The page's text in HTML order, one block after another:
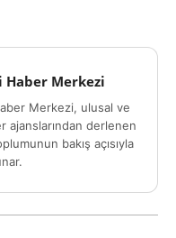
Haber Merkezi
Merkezi, ulusal ve
ajanslarından derlenen
bakış açısıyla